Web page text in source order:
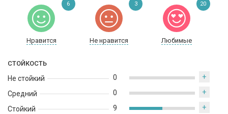
1957 года. Серая атласная лента, обтянутая вокруг горлышка,
несет эмблему Дома, с серебряным 4G логотипом,
напоминающим о великолепной свежести туалетной воды.
Нравится Не нравится Любимые
6 3 20
СТОЙКОСТЬ
Не стойкий
Средний
Стойкий
0 +
0 +
9 +